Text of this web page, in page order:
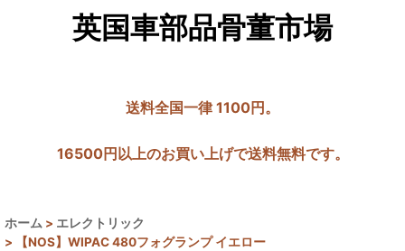
英国車部品骨董市場
送料全国一律 1100円。
16500円以上のお買い上げで送料無料です。
ホーム > エレクトリック
>
【NOS】WIPAC 480フォグランプ イエロー